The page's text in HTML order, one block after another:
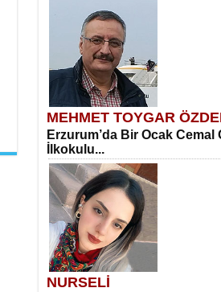
MEHMET TOYGAR
Erzurum’da Bir Ocak Cemal
İlkokulu...
NURSELİ